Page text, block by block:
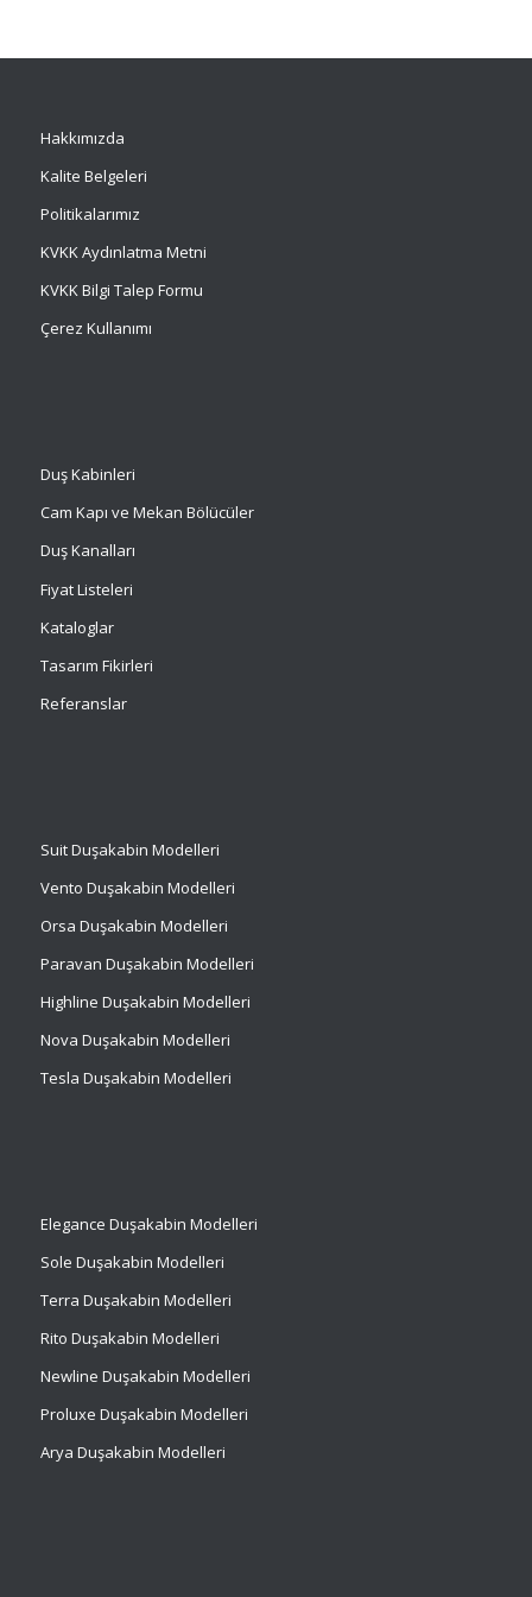
Hakkımızda
Kalite Belgeleri
Politikalarımız
KVKK Aydınlatma Metni
KVKK Bilgi Talep Formu
Çerez Kullanımı
Duş Kabinleri
Cam Kapı ve Mekan Bölücüler
Duş Kanalları
Fiyat Listeleri
Kataloglar
Tasarım Fikirleri
Referanslar
SuitDuşakabin Modelleri
Vento Duşakabin Modelleri
Orsa Duşakabin Modelleri
Paravan Duşakabin Modelleri
Highline Duşakabin Modelleri
Nova Duşakabin Modelleri
Tesla Duşakabin Modelleri
Elegance Duşakabin Modelleri
Sole Duşakabin Modelleri
Terra Duşakabin Modelleri
Rito Duşakabin Modelleri
Newline Duşakabin Modelleri
Proluxe Duşakabin Modelleri
Arya Duşakabin Modelleri